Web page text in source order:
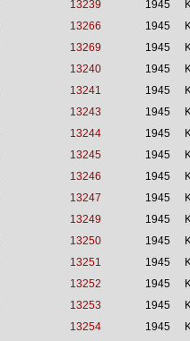
13239 1945
13266 1945
13269 1945
13240 1945
13241 1945
13243 1945
13244 1945
13245 1945
13246 1945
13247 1945
13249 1945
13250 1945
13251 1945
13252 1945
13253 1945
13254 1945